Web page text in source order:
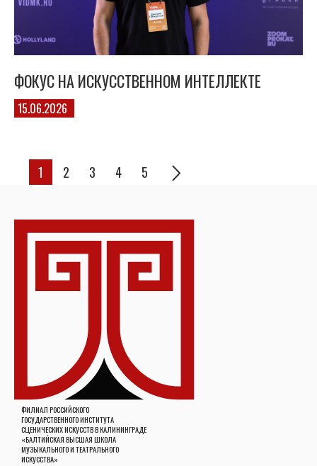
ФОКУС НА ИСКУССТВЕННОМ ИНТЕЛЛЕКТЕ
15.06.2026
1 2 3 4 5
ФИЛИАЛ РОССИЙСКОГО
ГОСУДАРСТВЕННОГО ИНСТИТУТА
СЦЕНИЧЕСКИХ ИСКУССТВ В КАЛИНИНГРАДЕ
«БАЛТИЙСКАЯ ВЫСШАЯ ШКОЛА
МУЗЫКАЛЬНОГО И ТЕАТРАЛЬНОГО
ИСКУССТВА»